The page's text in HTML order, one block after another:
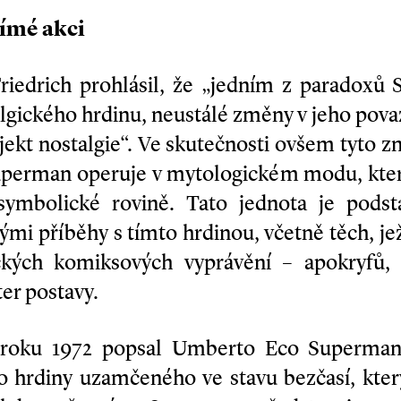
akci
prohlásil, že „jedním z paradoxů
hrdinu, neustálé změny v jeho
nostalgie“. Ve skutečnosti ovšem tyto
operuje v mytologickém modu,
rovině. Tato jednota je
příběhy s tímto hrdinou, včetně těch,
komiksových vyprávění –
postavy.
1972 popsal Umberto Eco
hrdiny uzamčeného ve stavu bezčasí,